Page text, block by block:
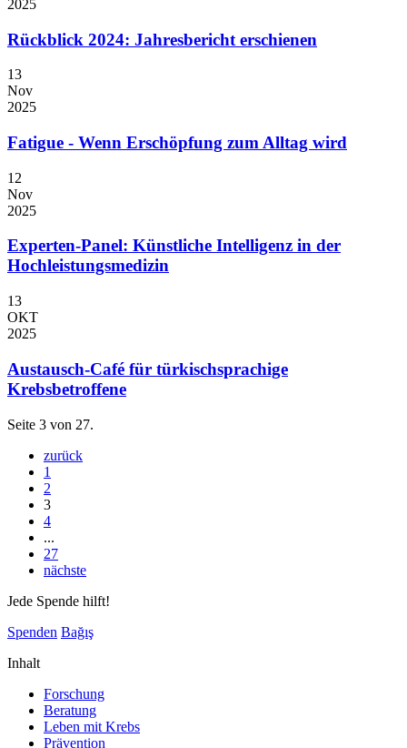
2025
Rückblick 2024: Jahresbericht erschienen
13
Nov
2025
Fatigue - Wenn Erschöpfung zum Alltag wird
12
Nov
2025
Experten-Panel: Künstliche Intelligenz in der
Hochleistungsmedizin
13
OKT
2025
Austausch-Café für türkischsprachige
Krebsbetroffene
Seite 3 von 27.
zurück
1
2
3
4
...
27
nächste
Jede Spende hilft!
Spenden Bağış
Inhalt
Forschung
Beratung
Leben mit Krebs
Prävention